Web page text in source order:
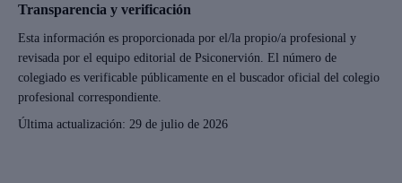
Transparencia y verificación
Esta información es proporcionada por el/la propio/a profesional y
revisada por el equipo editorial de Psiconervión. El número de
colegiado es verificable públicamente en el buscador oficial del colegio
profesional correspondiente.
Última actualización: 29 de julio de 2026